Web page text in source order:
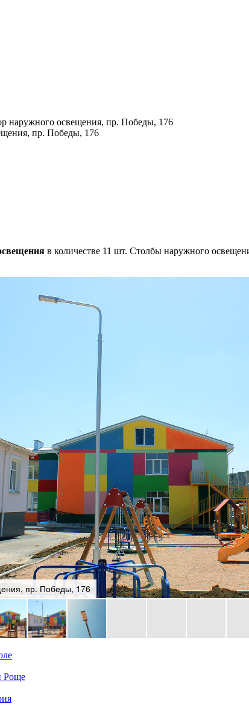
наружного освещения, пр. Победы, 176
пр. Победы, 176
в количестве 11 шт. Столбы наружного
пр. Победы, 176
Роще